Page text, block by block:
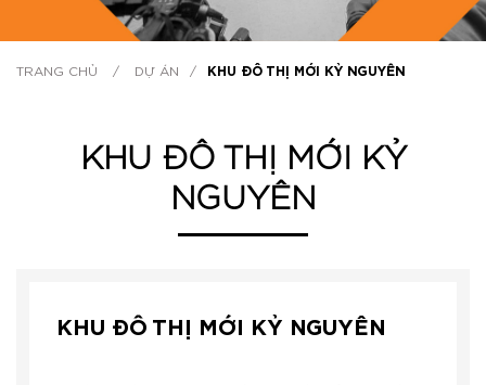
TRANG CHỦ / DỰ ÁN / KHU ĐÔ THỊ MỚI KỶ NGUYÊN
KHU ĐÔ THỊ MỚI KỶ
NGUYÊN
KHU ĐÔ THỊ MỚI KỶ NGUYÊN